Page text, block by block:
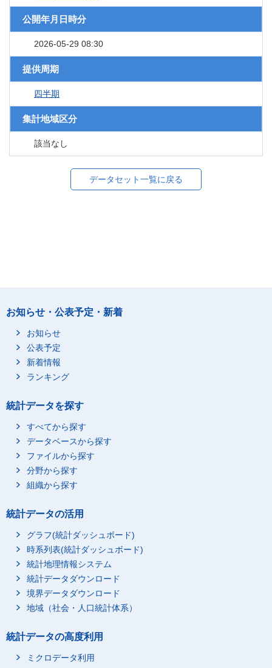
公開年月日時分
2026-05-29 08:30
提供周期
四半期
集計地域区分
該当なし
データセット一覧に戻る
お知らせ・公表予定・新着
お知らせ
公表予定
新着情報
ランキング
統計データを探す
すべてから探す
データベースから探す
ファイルから探す
分野から探す
組織から探す
統計データの活用
グラフ(統計ダッシュボード)
時系列表(統計ダッシュボード)
統計地理情報システム
統計データダウンロード
境界データダウンロード
地域（社会・人口統計体系）
統計データの高度利用
ミクロデータ利用